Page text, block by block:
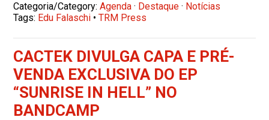
Categoria/Category:Agenda · Destaque · Notícias
Tags: Edu Falaschi •TRM Press
CACTEK DIVULGA CAPA E PRÉ-
VENDA EXCLUSIVA DO EP
“SUNRISE IN HELL” NO
BANDCAMP